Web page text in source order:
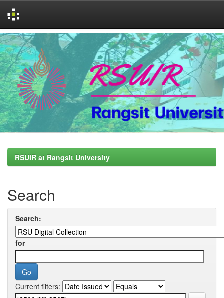
Skip
navigation
RSUIR at Rangsit University
Search
Search:
for
Current filters: